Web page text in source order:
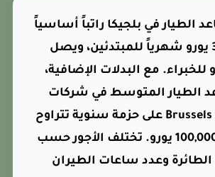
في بلجيكا راتباً أساسياً
من 3,500 يورو شهرياً للمبتدئين، ويصل
يورو للخبراء. مع البدلات الإضافية،
المتوسط في شركات
مثل Brussels Airlines على حزمة سنوية تتراوح
بين 75,000 و100,000 يورو. تختلف الأجور حسب
وعدد ساعات الطيران